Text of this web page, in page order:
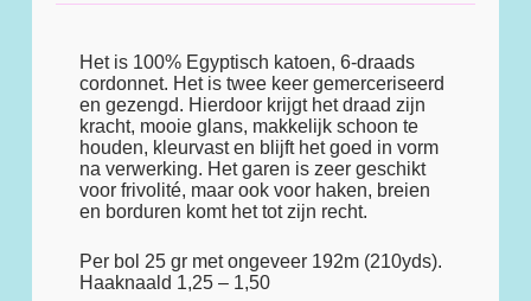
Het is 100% Egyptisch katoen, 6-draads
cordonnet. Het is twee keer gemerceriseerd
en gezengd. Hierdoor krijgt het draad zijn
kracht, mooie glans, makkelijk schoon te
houden, kleurvast en blijft het goed in vorm
na verwerking. Het garen is zeer geschikt
voor frivolité, maar ook voor haken, breien
en borduren komt het tot zijn recht.
Per bol 25 gr met ongeveer 192m (210yds).
Haaknaald 1,25 – 1,50